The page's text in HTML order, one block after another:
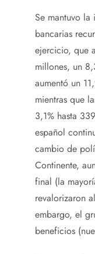
Se mantuvo la
bancarias
ejercicio, que
millones, un
aumentó un
mientras que
3,1% hasta
español
cambio de
Continente,
final (la
revalorizaron
embargo, el
beneficios